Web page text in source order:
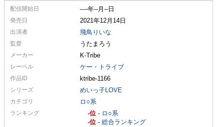
配信開始日 ----年--月--日
発売日 2021年12月14日
出演者 飛鳥りいな
監督 うたまろう
メーカー K-Tribe
レーベル ケー・トライブ
作品ID ktribe-1166
シリーズ めいっ子LOVE
カテゴリ ロ○系
ランキング - - ロ○系
-
- 総合ランキング